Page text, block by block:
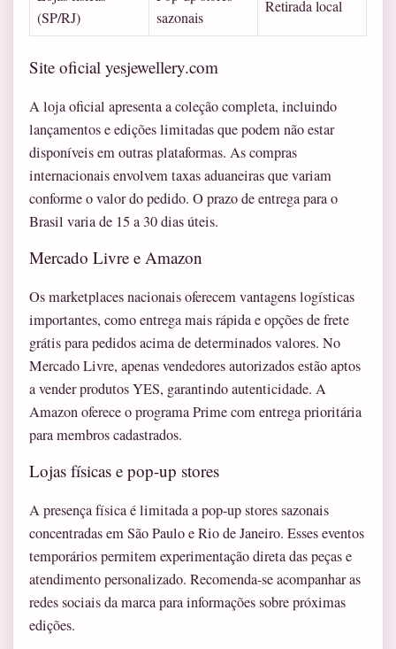
(SP/RJ)
sazonais
Retirada local
Site oficial yesjewellery.com
A loja oficial apresenta a coleção completa, incluindo
lançamentos e edições limitadas que podem não estar
disponíveis em outras plataformas. As compras
internacionais envolvem taxas aduaneiras que variam
conforme o valor do pedido. O prazo de entrega para o
Brasil varia de 15 a 30 dias úteis.
Mercado Livre e Amazon
Os marketplaces nacionais oferecem vantagens logísticas
importantes, como entrega mais rápida e opções de frete
grátis para pedidos acima de determinados valores. No
Mercado Livre, apenas vendedores autorizados estão aptos
a vender produtos YES, garantindo autenticidade. A
Amazon oferece o programa Prime com entrega prioritária
para membros cadastrados.
Lojas físicas e pop-up stores
A presença física é limitada a pop-up stores sazonais
concentradas em São Paulo e Rio de Janeiro. Esses eventos
temporários permitem experimentação direta das peças e
atendimento personalizado. Recomenda-se acompanhar as
redes sociais da marca para informações sobre próximas
edições.